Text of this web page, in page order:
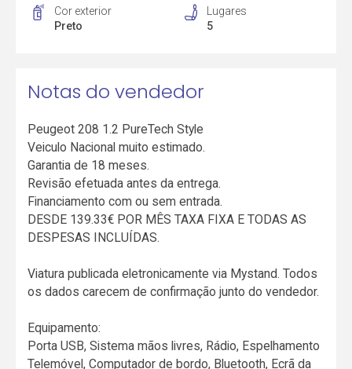
Cor exterior
Preto
Lugares
5
Notas do vendedor
Peugeot 208 1.2 PureTech Style
Veiculo Nacional muito estimado.
Garantia de 18 meses.
Revisão efetuada antes da entrega.
Financiamento com ou sem entrada.
DESDE 139.33€ POR MÊS TAXA FIXA E TODAS AS
DESPESAS INCLUÍDAS.
Viatura publicada eletronicamente via Mystand. Todos
os dados carecem de confirmação junto do vendedor.
Equipamento:
Porta USB, Sistema mãos livres, Rádio, Espelhamento
Telemóvel, Computador de bordo, Bluetooth, Ecrã da